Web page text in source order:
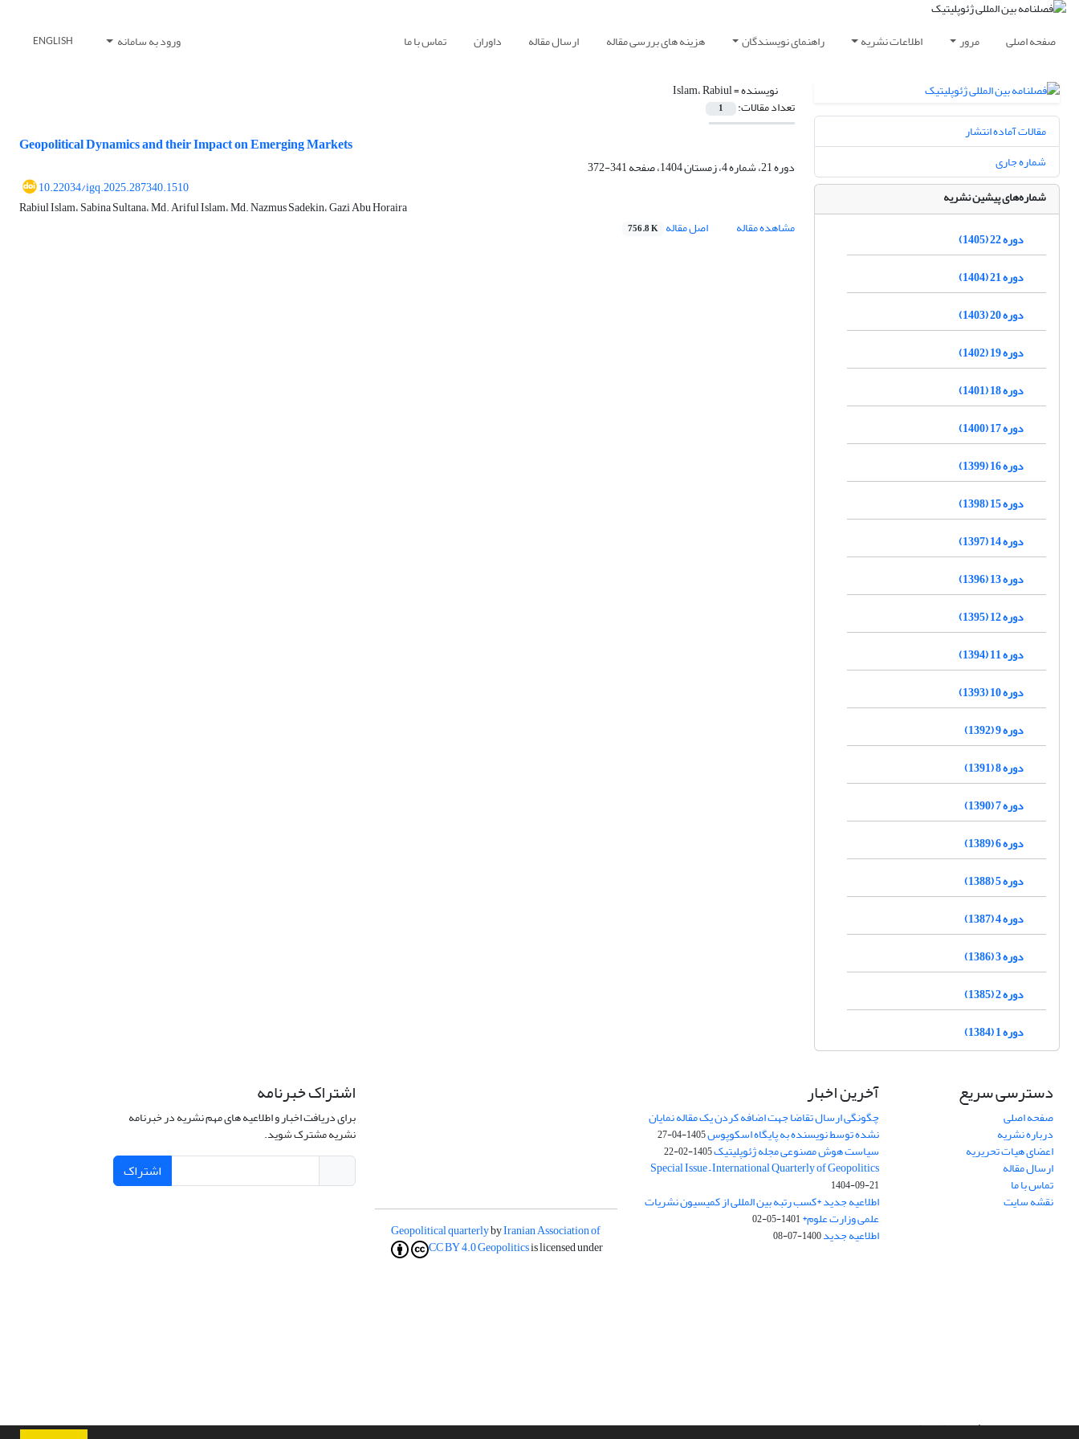
صفحه اصلی مرور اطلاعات نشریه راهنمای نویسندگان هزینه های بررسی مقاله ارسال مقاله داوران تماس با ما ورود به سامانه ENGLISH
نویسنده =Islam، Rabiul
تعداد مقالات: 1
Geopolitical Dynamics and their Impact on Emerging Markets
دوره 21، شماره 4، زمستان 1404، صفحه
341-372
10.22034/igq.2025.287340.1510
Rabiul Islam، Sabina Sultana، Md. Ariful Islam، Md. Nazmus Sadekin، Gazi Abu Horaira
مشاهده مقاله
اصل مقاله 756.8 K
مقالات آماده انتشار
شماره جاری
شماره‌های پیشین نشریه
دوره 22 (1405)
دوره 21 (1404)
دوره 20 (1403)
دوره 19 (1402)
دوره 18 (1401)
دوره 17 (1400)
دوره 16 (1399)
دوره 15 (1398)
دوره 14 (1397)
دوره 13 (1396)
دوره 12 (1395)
دوره 11 (1394)
دوره 10 (1393)
دوره 9 (1392)
دوره 8 (1391)
دوره 7 (1390)
دوره 6 (1389)
دوره 5 (1388)
دوره 4 (1387)
دوره 3 (1386)
دوره 2 (1385)
دوره 1 (1384)
دسترسی سریع
صفحه اصلی
درباره نشریه
اعضای هیات تحریریه
ارسال مقاله
تماس با ما
نقشه سایت
آخرین اخبار
چگونگی ارسال تقاضا جهت اضافه کردن یک مقاله نمایان
نشده توسط نویسنده به پایگاه اسکوپوس1405-04-27
سیاست هوش مصنوعی مجله ژئوپلیتیک1405-02-22
Special Issue – International Quarterly of Geopolitics
1404-09-21
اطلاعیه جدید *کسب رتبه بین المللی از کمیسیون نشریات
علمی وزارت علوم*1401-05-02
اطلاعیه جدید1400-07-08
Geopolitical quarterlybyIranian Association of
Geopoliticsis licensed under
CC BY 4.0
اشتراک خبرنامه
برای دریافت اخبار و اطلاعیه های مهم نشریه در خبرنامه
نشریه مشترک شوید.
اشتراک
سامانه مدیریت نشریات علمی.طراحی و پیاده سازی ازسیناوب